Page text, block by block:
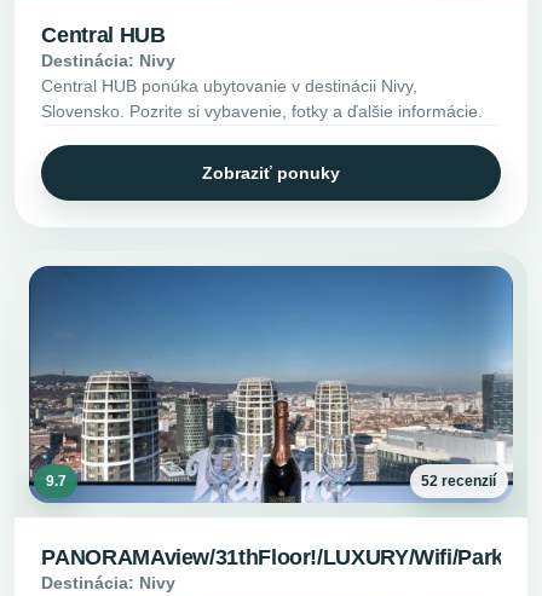
Central HUB
Destinácia: Nivy
Central HUB ponúka ubytovanie v destinácii Nivy,
Slovensko. Pozrite si vybavenie, fotky a ďalšie informácie.
Zobraziť ponuky
9.7 52 recenzií
PANORAMAview/31thFloor!/LUXURY/Wifi/Parking
Destinácia: Nivy